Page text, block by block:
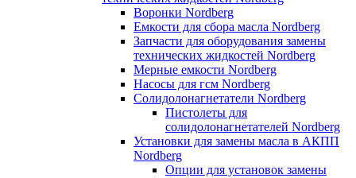
Воронки Nordberg
Емкости для сбора масла Nordberg
Запчасти для оборудования замены
технических жидкостей Nordberg
Мерные емкости Nordberg
Насосы для гсм Nordberg
Солидолонагнетатели Nordberg
Пистолеты для
солидолонагнетателей Nordberg
Установки для замены масла в АКПП
Nordberg
Опции для установок замены